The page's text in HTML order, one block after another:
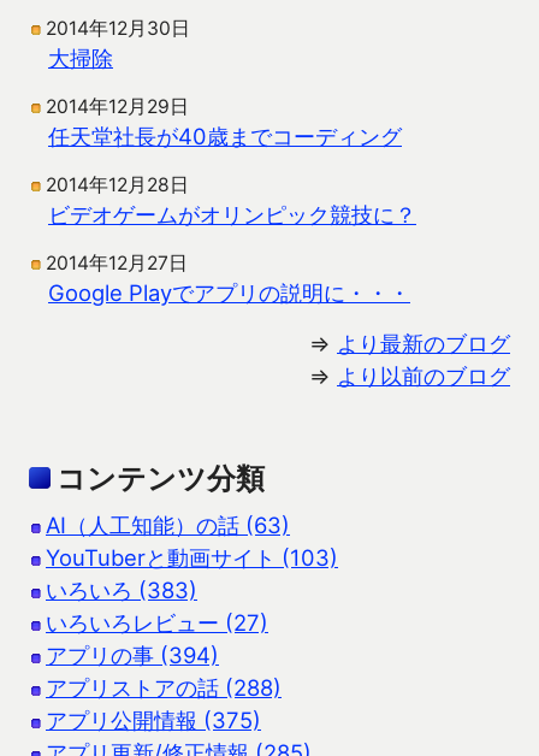
2014年12月30日
大掃除
2014年12月29日
任天堂社長が40歳までコーディング
2014年12月28日
ビデオゲームがオリンピック競技に？
2014年12月27日
Google Playでアプリの説明に・・・
⇒ より最新のブログ
⇒ より以前のブログ
コンテンツ分類
AI（人工知能）の話 (63)
YouTuberと動画サイト (103)
いろいろ (383)
いろいろレビュー (27)
アプリの事 (394)
アプリストアの話 (288)
アプリ公開情報 (375)